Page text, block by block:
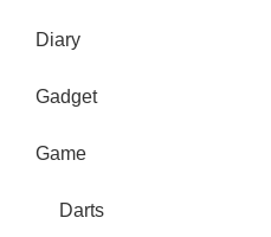
Diary
Gadget
Game
Darts